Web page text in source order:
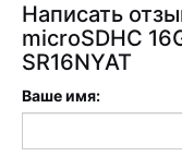
Написать
microSDHC
SR16NYAT
Ваше имя: